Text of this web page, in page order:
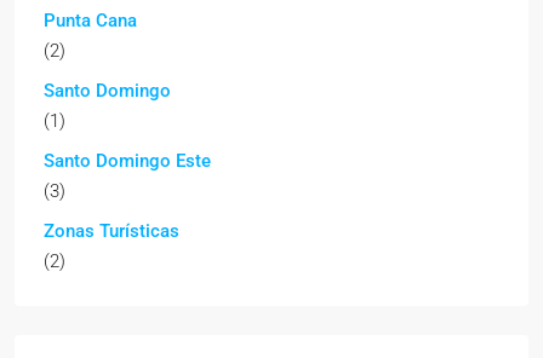
Punta Cana
(2)
Santo Domingo
(1)
Santo Domingo Este
(3)
Zonas Turísticas
(2)